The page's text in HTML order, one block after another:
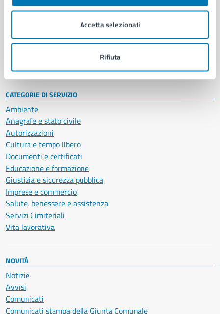
Accetta selezionati
Rifiuta
Enti e fondazioni
Personale amministrativo
Intranet, posta aziendale e protocollo
CATEGORIE DI SERVIZIO
Ambiente
Anagrafe e stato civile
Autorizzazioni
Cultura e tempo libero
Documenti e certificati
Educazione e formazione
Giustizia e sicurezza pubblica
Imprese e commercio
Salute, benessere e assistenza
Servizi Cimiteriali
Vita lavorativa
NOVITÀ
Notizie
Avvisi
Comunicati
Comunicati stampa della Giunta Comunale